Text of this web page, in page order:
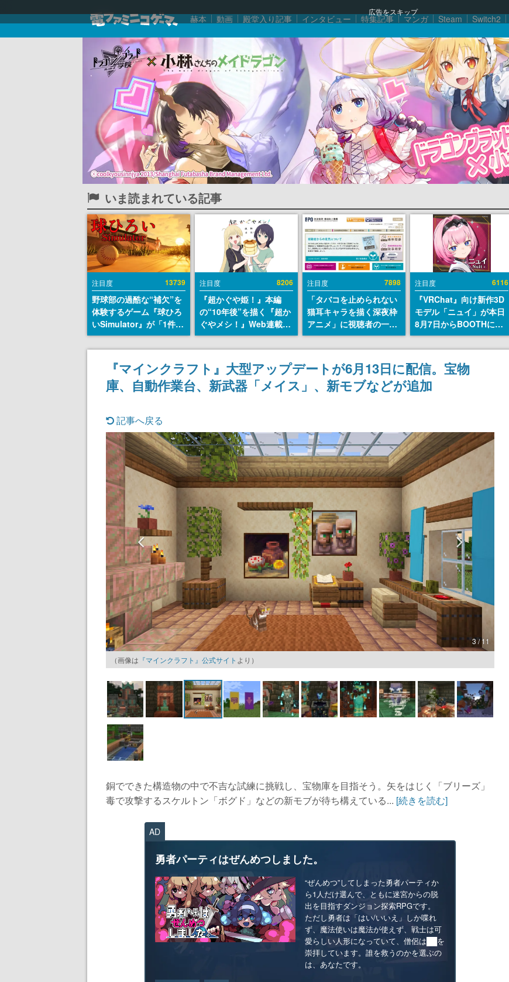
広告をスキップ
赫本 動画 殿堂入り記事 インタビュー 特集記事 マンガ Steam Switch2
いま読まれている記事
注目度 13739
野球部の過酷な“補欠”を
体験するゲーム『球ひろ
いSimulator』が「1件」
のウィッシュリストをも
とにチェコ語に対応し
SNSで話題に。『キング
ダム・カム』開発元やチ
ェコのプロ野球選手から
注目度 8206
『超かぐや姫！』本編
の“10年後”を描く『超か
ぐやメシ！』Web連載決
定。新たなWebマンガレ
ーベル「ビビビコミッ
ク」にて特別話が掲載ス
タート、あのお話には…
まだ続きがある！
注目度 7898
「タバコを止められない
猫耳キャラを描く深夜枠
アニメ」に視聴者の一部
から批判意見。違法薬物
の使用と思しき描写も含
めて、BPOが議論を交わ
す
注目度 6116
『VRChat』向け新作3D
モデル「ニュイ」が本日
8月7日からBOOTHにて
発売。瞳に光る星や感情
豊かな表情が、小悪魔か
わいい
『マインクラフト』大型アップデートが6月13日に配信。宝物
庫、自動作業台、新武器「メイス」、新モブなどが追加
記事へ戻る
3 / 11
（画像は 『マインクラフト』公式サイト より）
銅でできた構造物の中で不吉な試練に挑戦し、宝物庫を目指そう。矢をはじく「ブリーズ」
毒で攻撃するスケルトン「ボグド」などの新モブが待ち構えている... [続きを読む]
AD
勇者パーティはぜんめつしました。
“ぜんめつ”してしまった勇者パーティか
ら1人だけ選んで、ともに迷宮からの脱
出を目指すダンジョン探索RPGです。
ただし勇者は「はい/いいえ」しか喋れ
ず、魔法使いは魔法が使えず、戦士は可
愛らしい人形になっていて、僧侶は██を
崇拝しています。誰を救うのかを選ぶの
は、あなたです。